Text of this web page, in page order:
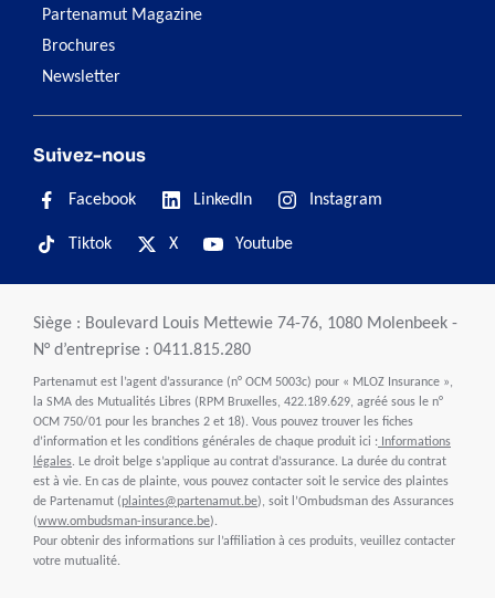
Partenamut Magazine
Brochures
Newsletter
Suivez-nous
Facebook LinkedIn Instagram
Tiktok X Youtube
Siège : Boulevard Louis Mettewie 74-76, 1080 Molenbeek -
N° d’entreprise : 0411.815.280
Partenamut est l’agent d’assurance (n° OCM 5003c) pour « MLOZ Insurance »,
la SMA des Mutualités Libres (RPM Bruxelles, 422.189.629, agréé sous le n°
OCM 750/01 pour les branches 2 et 18). Vous pouvez trouver les fiches
d’information et les conditions générales de chaque produit ici : Informations
légales. Le droit belge s’applique au contrat d’assurance. La durée du contrat
est à vie. En cas de plainte, vous pouvez contacter soit le service des plaintes
de Partenamut (plaintes@partenamut.be), soit l’Ombudsman des Assurances
(www.ombudsman-insurance.be).
Pour obtenir des informations sur l’affiliation à ces produits, veuillez contacter
votre mutualité.